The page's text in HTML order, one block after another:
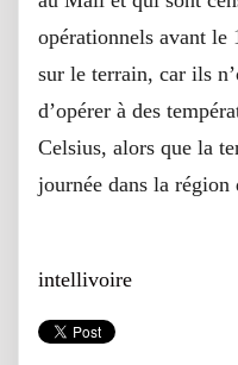
opérationnels avant le
sur le terrain, car ils
d’opérer à des
Celsius, alors que la
journée dans la région
intellivoire